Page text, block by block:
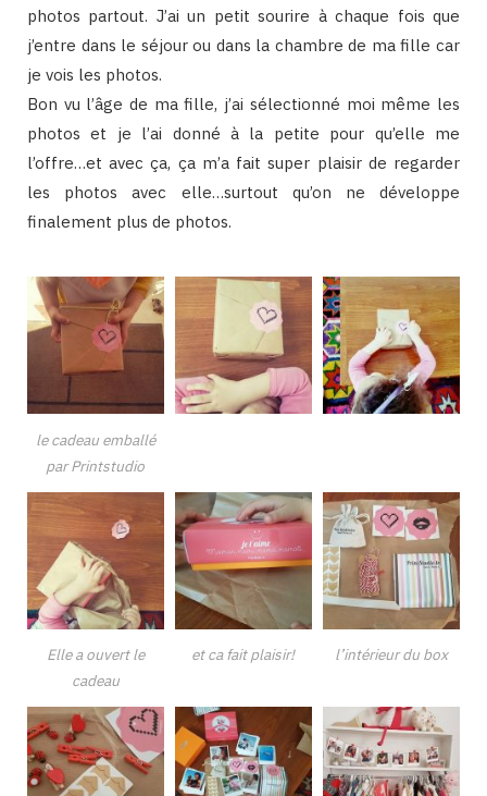
photos partout. J’ai un petit sourire à chaque fois que
j’entre dans le séjour ou dans la chambre de ma fille car
je vois les photos.
Bon vu l’âge de ma fille, j’ai sélectionné moi même les
photos et je l’ai donné à la petite pour qu’elle me
l’offre…et avec ça, ça m’a fait super plaisir de regarder
les photos avec elle…surtout qu’on ne développe
finalement plus de photos.
le cadeau emballé
par Printstudio
Elle a ouvert le
cadeau
et ca fait plaisir! l’intérieur du box